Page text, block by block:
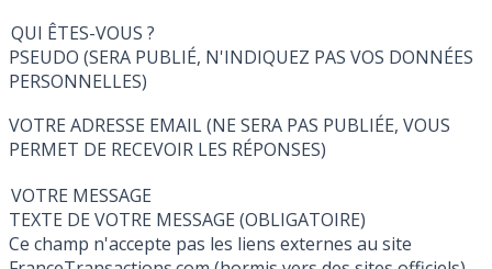
QUI ÊTES-VOUS ?
PSEUDO (SERA PUBLIÉ, N'INDIQUEZ PAS VOS DONNÉES
PERSONNELLES)
VOTRE ADRESSE EMAIL (NE SERA PAS PUBLIÉE, VOUS
PERMET DE RECEVOIR LES RÉPONSES)
VOTRE MESSAGE
TEXTE DE VOTRE MESSAGE (OBLIGATOIRE)
Ce champ n'accepte pas les liens externes au site